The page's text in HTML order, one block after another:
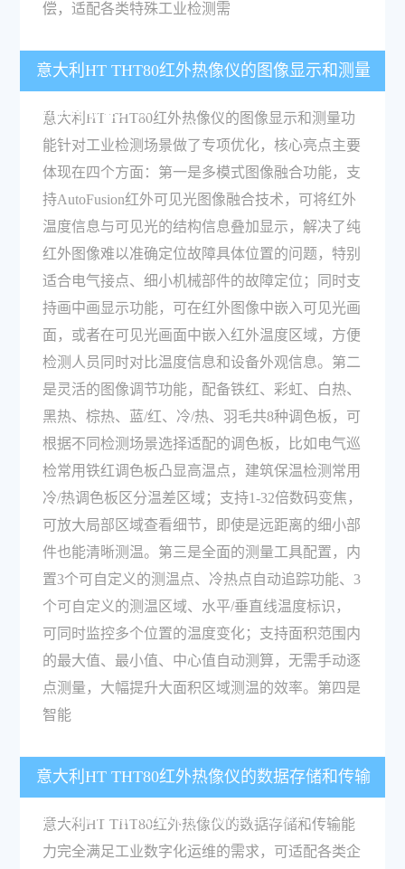
偿，适配各类特殊工业检测需
意大利HT THT80红外热像仪的图像显示和测量
功能有哪些亮点？
意大利HT THT80红外热像仪的图像显示和测量功
能针对工业检测场景做了专项优化，核心亮点主要
体现在四个方面：第一是多模式图像融合功能，支
持AutoFusion红外可见光图像融合技术，可将红外
温度信息与可见光的结构信息叠加显示，解决了纯
红外图像难以准确定位故障具体位置的问题，特别
适合电气接点、细小机械部件的故障定位；同时支
持画中画显示功能，可在红外图像中嵌入可见光画
面，或者在可见光画面中嵌入红外温度区域，方便
检测人员同时对比温度信息和设备外观信息。第二
是灵活的图像调节功能，配备铁红、彩虹、白热、
黑热、棕热、蓝/红、冷/热、羽毛共8种调色板，可
根据不同检测场景选择适配的调色板，比如电气巡
检常用铁红调色板凸显高温点，建筑保温检测常用
冷/热调色板区分温差区域；支持1-32倍数码变焦，
可放大局部区域查看细节，即使是远距离的细小部
件也能清晰测温。第三是全面的测量工具配置，内
置3个可自定义的测温点、冷热点自动追踪功能、3
个可自定义的测温区域、水平/垂直线温度标识，
可同时监控多个位置的温度变化；支持面积范围内
的最大值、最小值、中心值自动测算，无需手动逐
点测量，大幅提升大面积区域测温的效率。第四是
智能
意大利HT THT80红外热像仪的数据存储和传输
能力如何，能对接现有检测管理系统吗？
意大利HT THT80红外热像仪的数据存储和传输能
力完全满足工业数字化运维的需求，可适配各类企